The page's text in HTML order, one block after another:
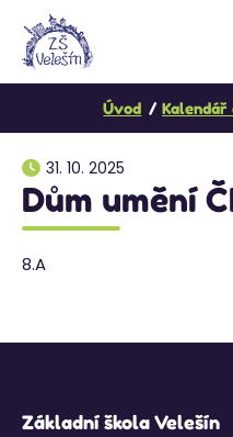
Úvod Kalendář
31. 10. 2025
Dům umění
8.A
Základní škola Velešín